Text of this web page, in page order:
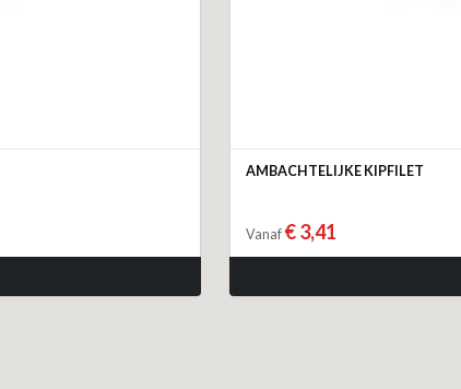
AMBACHTELIJKE KIPFILET
Vanaf € 3,41